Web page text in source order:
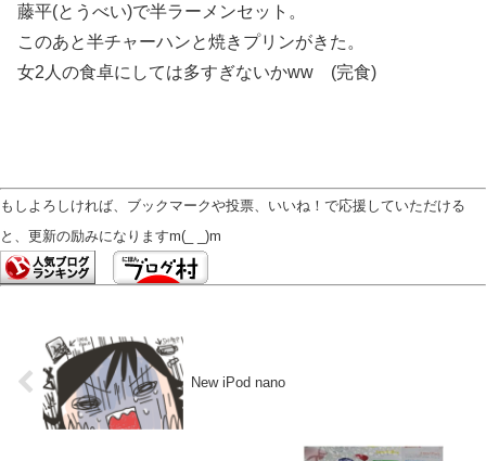
藤平(とうべい)で半ラーメンセット。
このあと半チャーハンと焼きプリンがきた。
女2人の食卓にしては多すぎないかww (完食)
もしよろしければ、ブックマークや投票、いいね！で応援していただける
と、更新の励みになりますm(_ _)m
New iPod nano